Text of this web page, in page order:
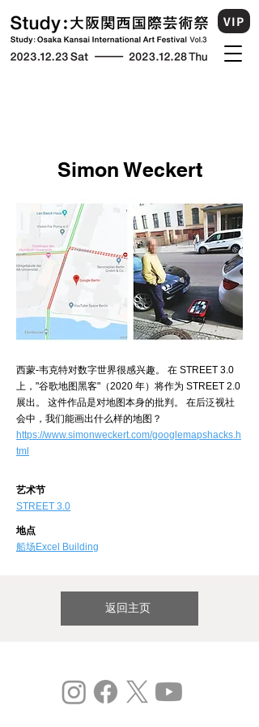
VIP
Simon Weckert
西蒙-韦克特对数字世界很感兴趣。 在 STREET 3.0
上，"谷歌地图黑客"（2020 年）将作为 STREET 2.0
展出。 这件作品是对地图本身的批判。 在后泛视社
会中，我们能画出什么样的地图？
https://www.simonweckert.com/googlemapshacks.h
tml
艺术节
STREET 3.0
地点
​船场Excel Building
返回主页